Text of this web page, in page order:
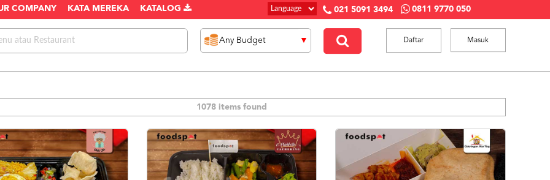
COMPANY KATA MEREKA KATALOG 021 5091 3494 0811 9770 050
Masuk
Daftar
1078 items found